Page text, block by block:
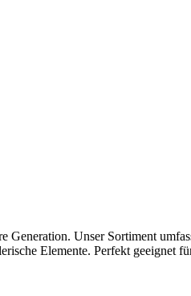
Unser Sortiment
Elemente. Perfekt geeignet